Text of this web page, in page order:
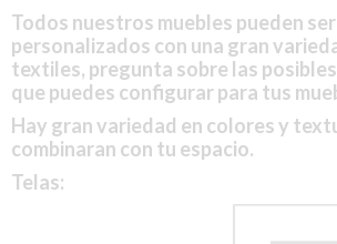
Todos nuestros muebles pueden
personalizados con una gran
textiles, pregunta sobre las
que puedes configurar para tus
Hay gran variedad en colores y
combinaran con tu espacio.
Telas: